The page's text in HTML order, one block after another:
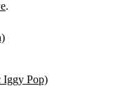
.
Iggy Pop)